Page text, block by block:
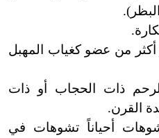
)
.
أكثر من عضو كغياب المهبل
ذات الحجاب أو ذات
القرن.
أحياناً تشوهات في